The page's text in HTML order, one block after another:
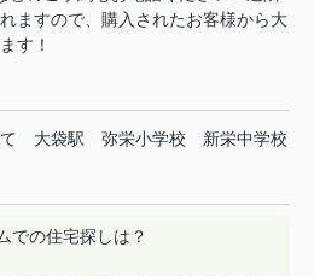
ますので、購入されたお客様から大
す！
大袋駅 弥栄小学校 新栄中学校
での住宅探しは？